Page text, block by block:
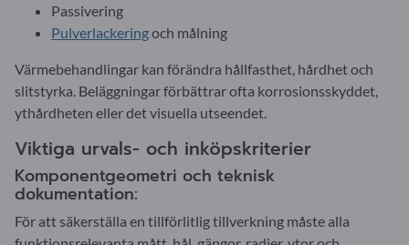
Passivering
Pulverlackeringoch målning
Värmebehandlingar kan förändra hållfasthet, hårdhet och
slitstyrka. Beläggningar förbättrar ofta korrosionsskyddet,
ythårdheten eller det visuella utseendet.
Viktiga urvals- och inköpskriterier
Komponentgeometri och teknisk
dokumentation:
För att säkerställa en tillförlitlig tillverkning måste alla